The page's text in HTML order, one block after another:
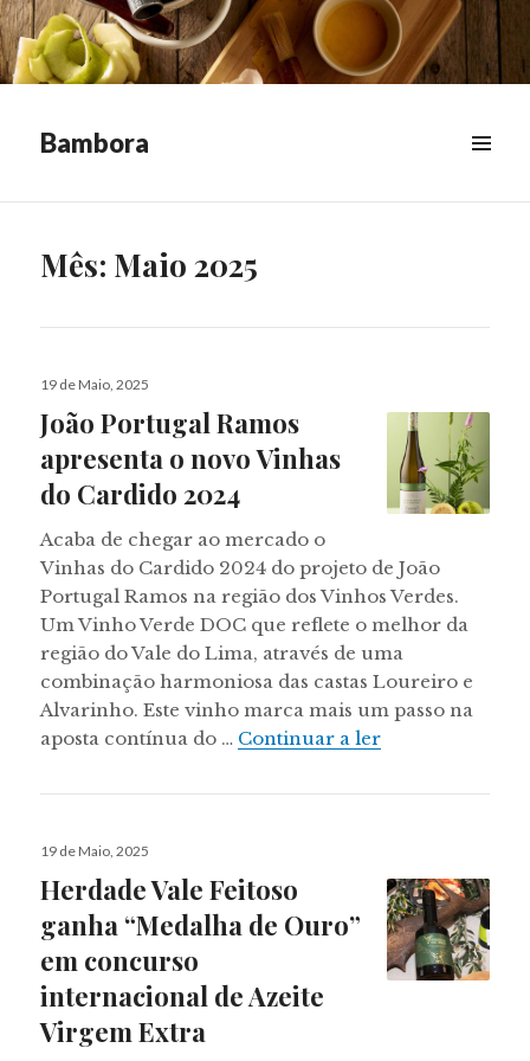
Bambora
WIDGETS
Mês: Maio 2025
Publicado
19 de Maio, 2025
João Portugal Ramos
apresenta o novo Vinhas
do Cardido 2024
Acaba de chegar ao mercado o
Vinhas do Cardido 2024 do projeto de João
Portugal Ramos na região dos Vinhos Verdes.
Um Vinho Verde DOC que reflete o melhor da
região do Vale do Lima, através de uma
combinação harmoniosa das castas Loureiro e
Alvarinho. Este vinho marca mais um passo na
aposta contínua do … Continuar a lerJoão Portugal
Publicado
19 de Maio, 2025
Herdade Vale Feitoso
ganha “Medalha de Ouro”
em concurso
internacional de Azeite
Virgem Extra